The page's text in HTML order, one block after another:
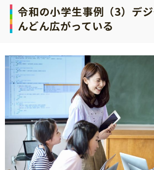
令和の小学生事例（3）デ
んどん広がっている